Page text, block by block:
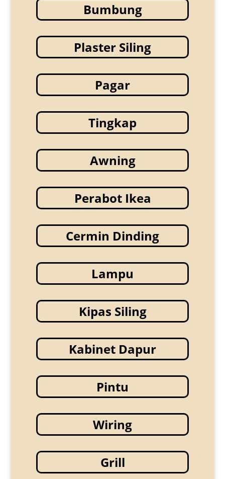
Bumbung
Plaster Siling
Pagar
Tingkap
Awning
Perabot Ikea
Cermin Dinding
Lampu
Kipas Siling
Kabinet Dapur
Pintu
Wiring
Grill